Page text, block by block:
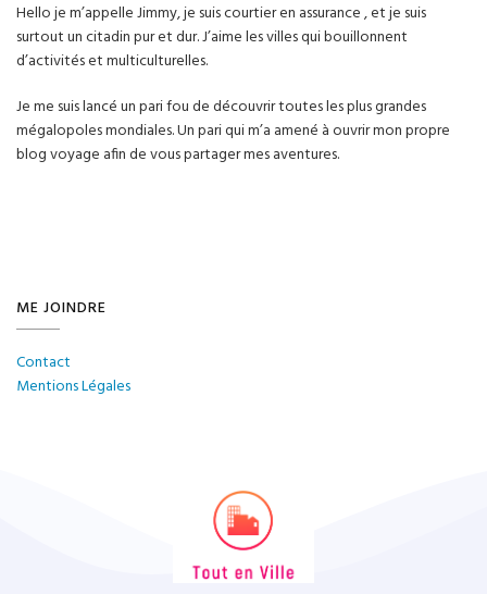
Hello je m’appelle Jimmy, je suis courtier en assurance , et je suis
surtout un citadin pur et dur. J’aime les villes qui bouillonnent
d’activités et multiculturelles.
Je me suis lancé un pari fou de découvrir toutes les plus grandes
mégalopoles mondiales. Un pari qui m’a amené à ouvrir mon propre
blog voyage afin de vous partager mes aventures.
ME JOINDRE
Contact
Mentions Légales